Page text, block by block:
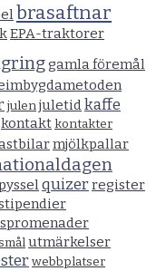
brasaftnar
EPA-traktorer
gamla föremål
julenjuletidkaffe
kontaktkontakter
mjölkpallar
quizerregister
utmärkelser
webbplatser